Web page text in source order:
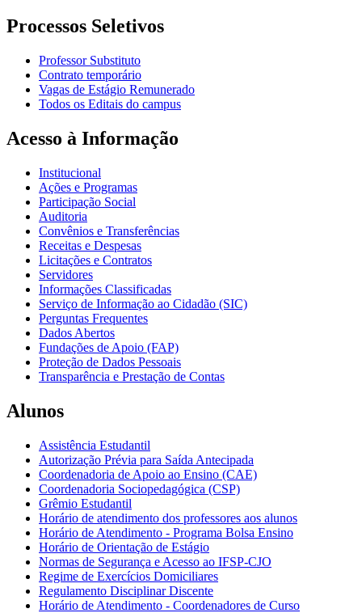
Processos Seletivos
Professor Substituto
Contrato temporário
Vagas de Estágio Remunerado
Todos os Editais do campus
Acesso à Informação
Institucional
Ações e Programas
Participação Social
Auditoria
Convênios e Transferências
Receitas e Despesas
Licitações e Contratos
Servidores
Informações Classificadas
Serviço de Informação ao Cidadão (SIC)
Perguntas Frequentes
Dados Abertos
Fundações de Apoio (FAP)
Proteção de Dados Pessoais
Transparência e Prestação de Contas
Alunos
Assistência Estudantil
Autorização Prévia para Saída Antecipada
Coordenadoria de Apoio ao Ensino (CAE)
Coordenadoria Sociopedagógica (CSP)
Grêmio Estudantil
Horário de atendimento dos professores aos alunos
Horário de Atendimento - Programa Bolsa Ensino
Horário de Orientação de Estágio
Normas de Segurança e Acesso ao IFSP-CJO
Regime de Exercícios Domiciliares
Regulamento Disciplinar Discente
Horário de Atendimento - Coordenadores de Curso